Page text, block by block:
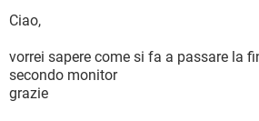
TIKTOK
HARDWARE
TIKTOK
HARDWARE
INTRATTENIMENTO
iOS
INSTAGRAM
Ciao,
vorrei sapere come si fa a passare la
secondo monitor
grazie